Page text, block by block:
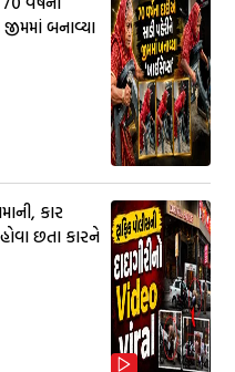
બનાવ્યા
કાર
છતા કારને